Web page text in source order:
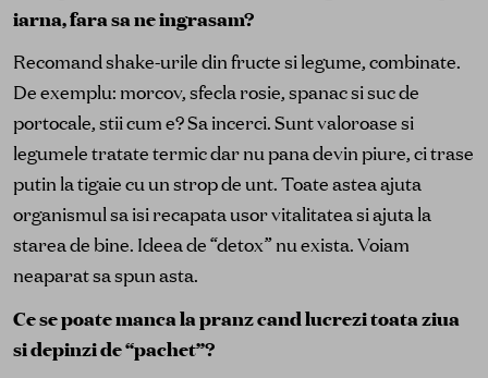
iarna, fara sa ne ingrasam?
Recomand shake-urile din fructe si legume, combinate.
De exemplu: morcov, sfecla rosie, spanac si suc de
portocale, stii cum e? Sa incerci. Sunt valoroase si
legumele tratate termic dar nu pana devin piure, ci trase
putin la tigaie cu un strop de unt. Toate astea ajuta
organismul sa isi recapata usor vitalitatea si ajuta la
starea de bine. Ideea de “detox” nu exista. Voiam
neaparat sa spun asta.
Ce se poate manca la pranz cand lucrezi toata ziua
si depinzi de “pachet”?